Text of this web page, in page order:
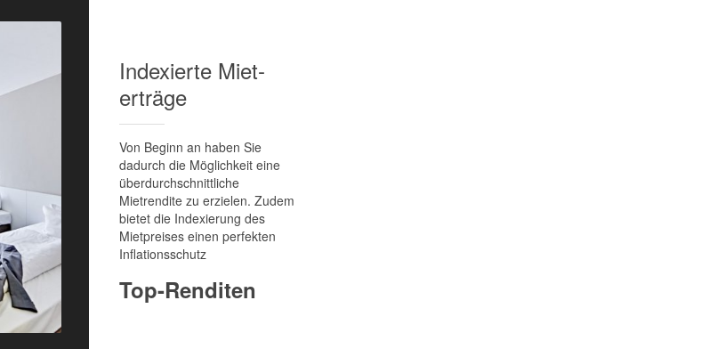
Index­ierte Miet­
erträge
Von Beginn an haben Sie
dadurch die Möglichkeit eine
überdurchschnittliche
Mietrendite zu erzielen. Zudem
bietet die Indexierung des
Mietpreises einen perfekten
Inflationsschutz
Top-Renditen